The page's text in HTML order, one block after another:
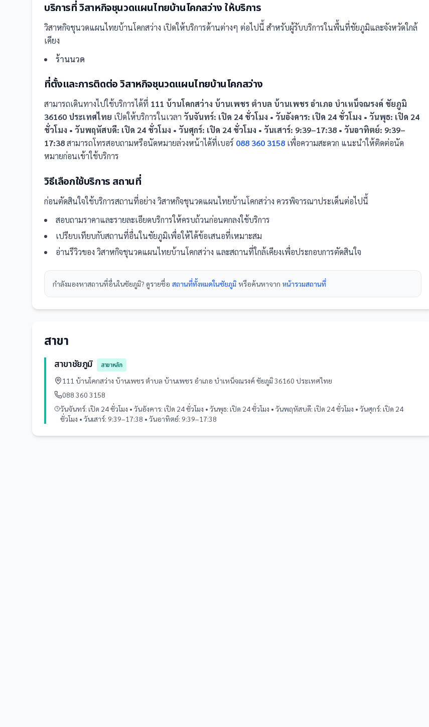
บริการที่วิสาหกิจชุนวดแผนไทยบ้านโคกสว่าง ให้บริการ
วิสาหกิจชุนวดแผนไทยบ้านโคกสว่าง เปิดให้บริการด้านต่างๆ ต่อไปนี้ สำหรับผู้รับบริการในพื้นที่ชัยภูมิและจังหวัดใกล้
เคียง
ร้านนวด
ที่ตั้งและการติดต่อวิสาหกิจชุนวดแผนไทยบ้านโคกสว่าง
สามารถเดินทางไปใช้บริการได้ที่ 111 บ้านโคกสว่าง บ้านเพชร ตำบล บ้านเพชร อำเภอ บำเหน็จณรงค์ ชัยภูมิ
36160 ประเทศไทย เปิดให้บริการในเวลา วันจันทร์: เปิด 24 ชั่วโมง • วันอังคาร: เปิด 24 ชั่วโมง • วันพุธ: เปิด 24
ชั่วโมง • วันพฤหัสบดี: เปิด 24 ชั่วโมง • วันศุกร์: เปิด 24 ชั่วโมง • วันเสาร์: 9:39–17:38 • วันอาทิตย์: 9:39–
17:38สามารถโทรสอบถามหรือนัดหมายล่วงหน้าได้ที่เบอร์ 088 360 3158 เพื่อความสะดวก แนะนำให้ติดต่อนัด
หมายก่อนเข้าใช้บริการ
วิธีเลือกใช้บริการ สถานที่
ก่อนตัดสินใจใช้บริการสถานที่อย่าง วิสาหกิจชุนวดแผนไทยบ้านโคกสว่าง ควรพิจารณาประเด็นต่อไปนี้
สอบถามราคาและรายละเอียดบริการให้ครบถ้วนก่อนตกลงใช้บริการ
เปรียบเทียบกับสถานที่อื่นในชัยภูมิเพื่อให้ได้ข้อเสนอที่เหมาะสม
อ่านรีวิวของ วิสาหกิจชุนวดแผนไทยบ้านโคกสว่าง และสถานที่ใกล้เคียงเพื่อประกอบการตัดสินใจ
กำลังมองหาสถานที่อื่นในชัยภูมิ? ดูรายชื่อ สถานที่ทั้งหมดในชัยภูมิ หรือค้นหาจาก หน้ารวมสถานที่
สาขา
สาขาชัยภูมิ
สาขาหลัก
111 บ้านโคกสว่าง บ้านเพชร ตำบล บ้านเพชร อำเภอ บำเหน็จณรงค์ ชัยภูมิ 36160 ประเทศไทย
088 360 3158
วันจันทร์: เปิด 24 ชั่วโมง • วันอังคาร: เปิด 24 ชั่วโมง • วันพุธ: เปิด 24 ชั่วโมง • วันพฤหัสบดี: เปิด 24 ชั่วโมง • วันศุกร์: เปิด 24
ชั่วโมง • วันเสาร์: 9:39–17:38 • วันอาทิตย์: 9:39–17:38